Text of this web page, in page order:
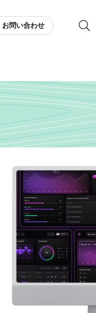
お問い合わせ